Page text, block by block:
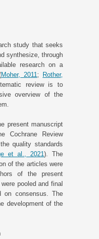
study that seeks
synthesize, through
research on a
Moher, 2011;
Rother,
review is to
overview of the
present manuscript
Cochrane Review
quality standards
et al., 2021). The
of the articles were
of the present
pooled and final
on consensus. The
development of the